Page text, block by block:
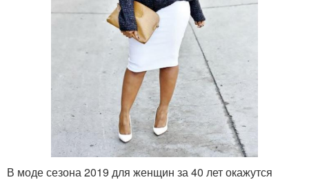
В моде сезона 2019 для женщин за 40 лет окажутся